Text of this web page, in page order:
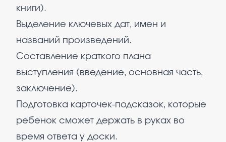
книги).
Выделение ключевых дат, имен и
названий произведений.
Составление краткого плана
выступления (введение, основная часть,
заключение).
Подготовка карточек-подсказок, которые
ребенок сможет держать в руках во
время ответа у доски.